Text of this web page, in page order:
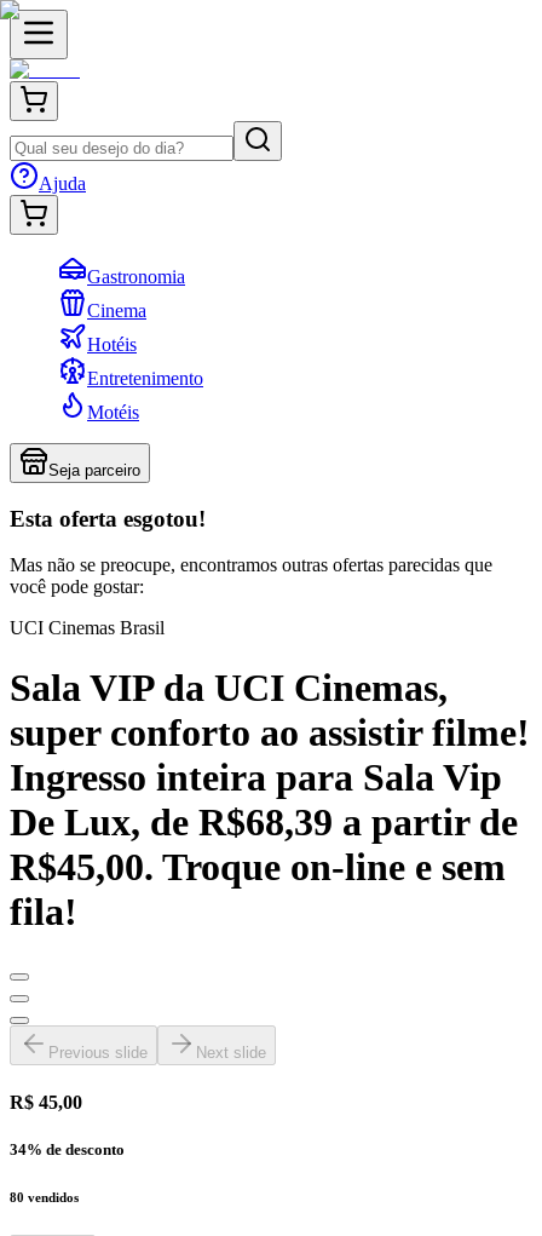
Ajuda
Gastronomia
Cinema
Hotéis
Entretenimento
Motéis
Seja parceiro
Esta oferta esgotou!
Mas não se preocupe, encontramos outras ofertas parecidas que
você pode gostar:
UCI Cinemas Brasil
Sala VIP da UCI Cinemas,
super conforto ao assistir filme!
Ingresso inteira para Sala Vip
De Lux, de R$68,39 a partir de
R$45,00. Troque on-line e sem
fila!
Previous slide Next slide
R$ 45,00
34% de desconto
80 vendidos